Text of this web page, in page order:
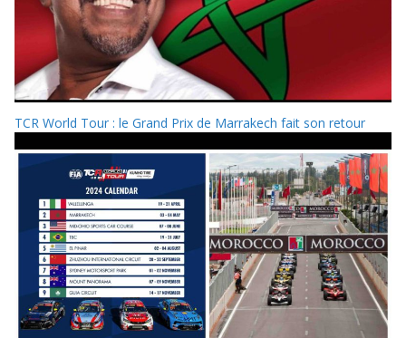
TCR World Tour : le Grand Prix de Marrakech fait son retour